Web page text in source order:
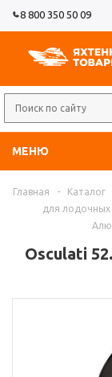
8 800 350 50 09
МЕНЮ
Главная - Каталог
для
Osculati